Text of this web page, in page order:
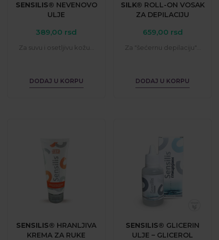
SENSILIS® NEVENOVO
ULJE
389,00 rsd
Za suvu i osetljivu kožu...
DODAJ U KORPU
SILK® ROLL-ON VOSAK
ZA DEPILACIJU
659,00 rsd
Za "šećernu depilaciju"...
DODAJ U KORPU
SENSILIS® HRANLJIVA
KREMA ZA RUKE
SENSILIS® GLICERIN
ULJE – GLICEROL